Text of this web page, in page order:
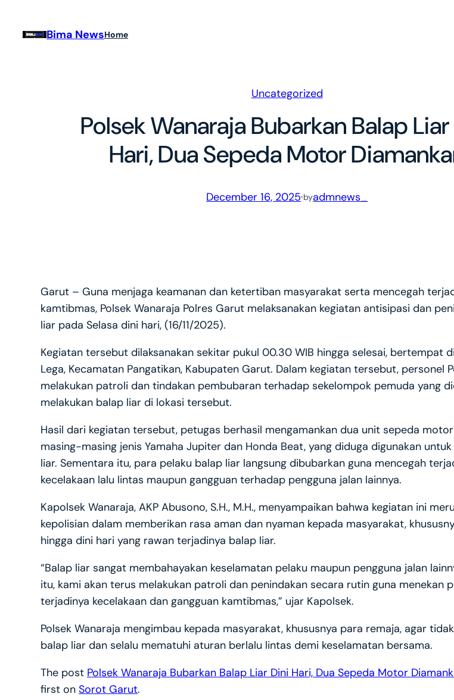
Bima NewsHome
Uncategorized
Polsek Wanaraja Bubarkan Balap
Hari, Dua Sepeda Motor
December 16, 2025·byadmnews_
Garut – Guna menjaga keamanan dan ketertiban masyarakat serta mencegah
kamtibmas, Polsek Wanaraja Polres Garut melaksanakan kegiatan antisipasi dan
liar pada Selasa dini hari, (16/11/2025).
Kegiatan tersebut dilaksanakan sekitar pukul 00.30 WIB hingga selesai, bertempat
Lega, Kecamatan Pangatikan, Kabupaten Garut. Dalam kegiatan tersebut, personel
melakukan patroli dan tindakan pembubaran terhadap sekelompok pemuda yang
melakukan balap liar di lokasi tersebut.
Hasil dari kegiatan tersebut, petugas berhasil mengamankan dua unit sepeda
masing-masing jenis Yamaha Jupiter dan Honda Beat, yang diduga digunakan
liar. Sementara itu, para pelaku balap liar langsung dibubarkan guna mencegah
kecelakaan lalu lintas maupun gangguan terhadap pengguna jalan lainnya.
Kapolsek Wanaraja, AKP Abusono, S.H., M.H., menyampaikan bahwa kegiatan ini
kepolisian dalam memberikan rasa aman dan nyaman kepada masyarakat,
hingga dini hari yang rawan terjadinya balap liar.
“Balap liar sangat membahayakan keselamatan pelaku maupun pengguna jalan
itu, kami akan terus melakukan patroli dan penindakan secara rutin guna menekan
terjadinya kecelakaan dan gangguan kamtibmas,” ujar Kapolsek.
Polsek Wanaraja mengimbau kepada masyarakat, khususnya para remaja, agar
balap liar dan selalu mematuhi aturan berlalu lintas demi keselamatan bersama.
The post Polsek Wanaraja Bubarkan Balap Liar Dini Hari, Dua Sepeda Motor
first on Sorot Garut.